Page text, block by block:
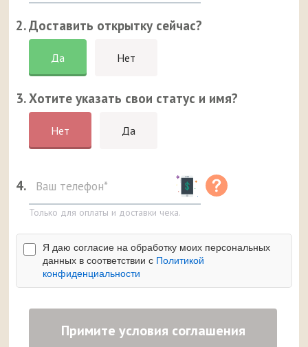
2. Доставить открытку сейчас?
Да Нет
3. Хотите указать свои статус и имя?
Нет Да
4.
Только для оплаты и доставки чека.
Я даю согласие на обработку моих персональных
данных в соответствии с Политикой
конфиденциальности
Примите условия соглашения